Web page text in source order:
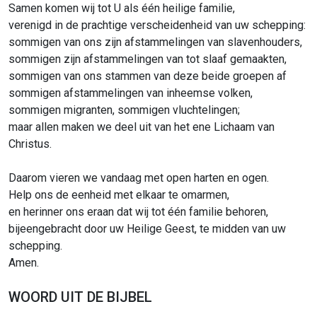
Samen komen wij tot U als één heilige familie,
verenigd in de prachtige verscheidenheid van uw schepping:
sommigen van ons zijn afstammelingen van slavenhouders,
sommigen zijn afstammelingen van tot slaaf gemaakten,
sommigen van ons stammen van deze beide groepen af
sommigen afstammelingen van inheemse volken,
sommigen migranten, sommigen vluchtelingen;
maar allen maken we deel uit van het ene Lichaam van
Christus.
Daarom vieren we vandaag met open harten en ogen.
Help ons de eenheid met elkaar te omarmen,
en herinner ons eraan dat wij tot één familie behoren,
bijeengebracht door uw Heilige Geest, te midden van uw
schepping.
Amen.
WOORD UIT DE BIJBEL